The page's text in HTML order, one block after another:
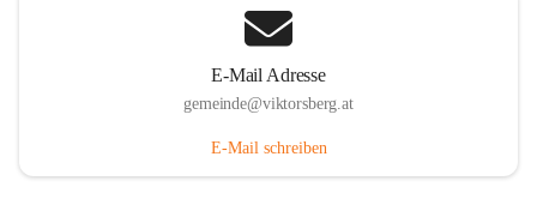
E-Mail Adresse
gemeinde@viktorsberg.at
E-Mail schreiben